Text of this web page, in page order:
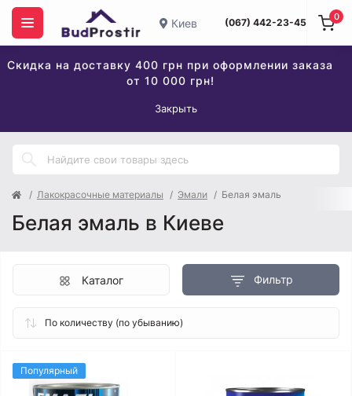
Киев (067) 442-23-45
Скидка на доставку 400 грн при оформлении заказа
от 10 000 грн!
Закрыть
0
Лакокрасочные материалы Эмали Белая эмаль
Белая эмаль в Киеве
Фильтр
Каталог
Популярный